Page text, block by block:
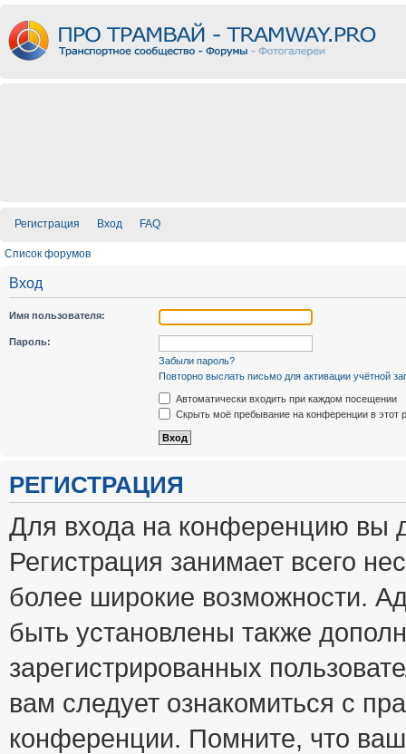
Регистрация Вход FAQ
Список форумов
Вход
Имя пользователя:
Пароль:
Забыли пароль?
Повторно выслать письмо для активации учётной
Автоматически входить при каждом посещении
Скрыть моё пребывание на конференции в этот
РЕГИСТРАЦИЯ
Для входа на конференцию вы
Регистрация занимает всего
более широкие возможности.
быть установлены также
зарегистрированных
вам следует ознакомиться с
конференции. Помните, что